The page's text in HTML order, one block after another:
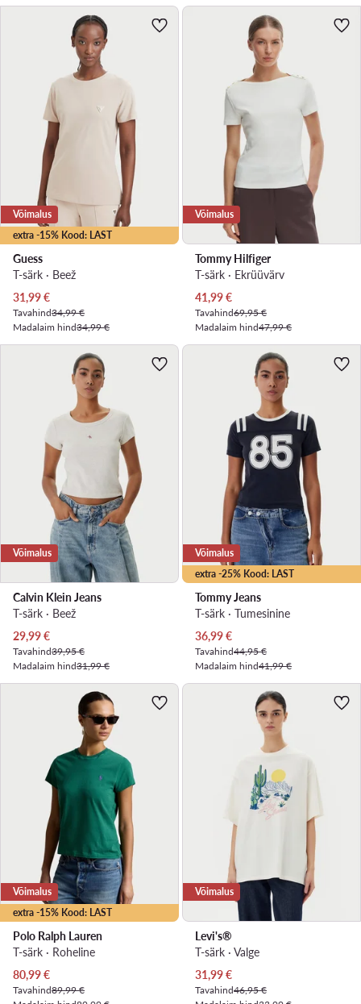
extra -15% Kood: LAST
Võimalus
Guess
T-särk · Beež
Praegune hind
31,99€
Tavahind34,99 €
Madalaim hind34,99 €
Võimalus
Tommy Hilfiger
T-särk · Ekrüüvärv
Praegune hind
41,99€
Tavahind69,95 €
Madalaim hind47,99 €
Võimalus
Calvin Klein Jeans
T-särk · Beež
Praegune hind
29,99€
Tavahind39,95 €
Madalaim hind31,99 €
extra -25% Kood: LAST
Võimalus
Tommy Jeans
T-särk · Tumesinine
Praegune hind
36,99€
Tavahind44,95 €
Madalaim hind41,99 €
extra -15% Kood: LAST
Võimalus
Polo Ralph Lauren
T-särk · Roheline
Praegune hind
80,99€
Tavahind89,99 €
Võimalus
Levi's®
T-särk · Valge
Praegune hind
31,99€
Tavahind46,95 €